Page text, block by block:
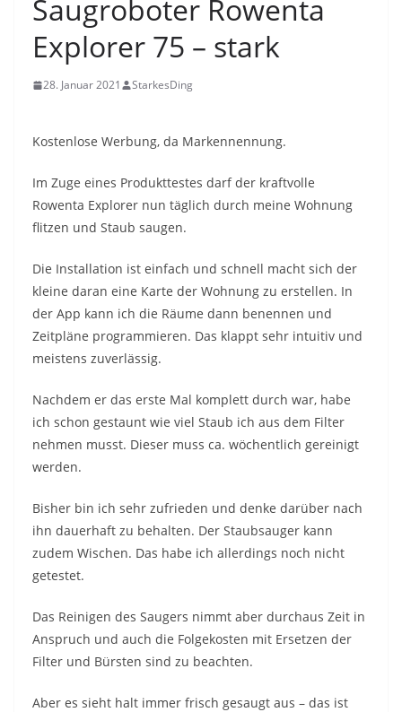
Saugroboter Rowenta
Explorer 75 – stark
28. Januar 2021 StarkesDing
Kostenlose Werbung, da Markennennung.
Im Zuge eines Produkttestes darf der kraftvolle
Rowenta Explorer nun täglich durch meine Wohnung
flitzen und Staub saugen.
Die Installation ist einfach und schnell macht sich der
kleine daran eine Karte der Wohnung zu erstellen. In
der App kann ich die Räume dann benennen und
Zeitpläne programmieren. Das klappt sehr intuitiv und
meistens zuverlässig.
Nachdem er das erste Mal komplett durch war, habe
ich schon gestaunt wie viel Staub ich aus dem Filter
nehmen musst. Dieser muss ca. wöchentlich gereinigt
werden.
Bisher bin ich sehr zufrieden und denke darüber nach
ihn dauerhaft zu behalten. Der Staubsauger kann
zudem Wischen. Das habe ich allerdings noch nicht
getestet.
Das Reinigen des Saugers nimmt aber durchaus Zeit in
Anspruch und auch die Folgekosten mit Ersetzen der
Filter und Bürsten sind zu beachten.
Aber es sieht halt immer frisch gesaugt aus – das ist